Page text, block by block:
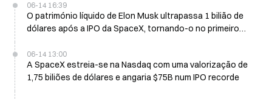
06-14 16:39
O património líquido de Elon Musk ultrapassa 1 bilião de
dólares após a IPO da SpaceX, tornando-o no primeiro
06-14 13:00
A SpaceX estreia-se na Nasdaq com uma valorização de
1,75 biliões de dólares e angaria $75B num IPO recorde